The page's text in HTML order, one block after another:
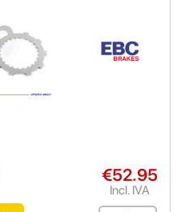
€52.95
Incl. IVA